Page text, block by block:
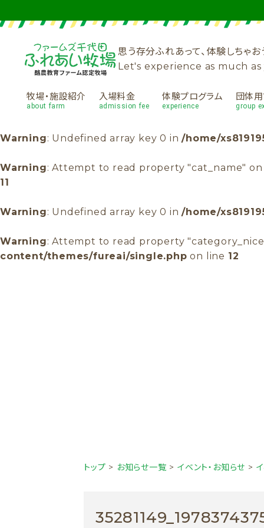
思う存分ふれあって、体験しちゃお
Let's experience as much
牧場・施設紹介
about farm
入場料金
admission fee
体験プログラム
experience
団体
group
Warning: Undefined array key 0 in/home/
Warning: Attempt to read property "cat_name"
11
Warning: Undefined array key 0 in/home/
Warning: Attempt to read property
content/themes/fureai/single.php on line 12
トップ > お知らせ一覧 >イベント・お知らせ >